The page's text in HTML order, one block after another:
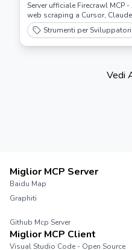
Server ufficiale Firecrawl
web scraping a Cursor,
Strumenti per Sviluppatori
Vedi
Miglior MCP Server
Baidu Map
Graphiti
Github Mcp Server
Miglior MCP Client
Visual Studio Code - Open Source